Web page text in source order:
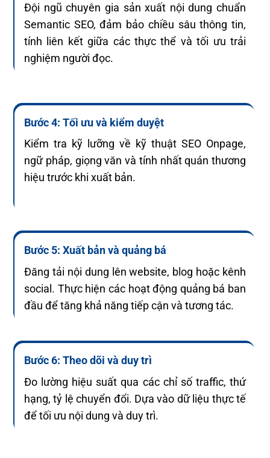
Đội ngũ chuyên gia sản xuất nội dung chuẩn
Semantic SEO, đảm bảo chiều sâu thông tin,
tính liên kết giữa các thực thể và tối ưu trải
nghiệm người đọc.
Bước 4: Tối ưu và kiểm duyệt
Kiểm tra kỹ lưỡng về kỹ thuật SEO Onpage,
ngữ pháp, giọng văn và tính nhất quán thương
hiệu trước khi xuất bản.
Bước 5: Xuất bản và quảng bá
Đăng tải nội dung lên website, blog hoặc kênh
social. Thực hiện các hoạt động quảng bá ban
đầu để tăng khả năng tiếp cận và tương tác.
Bước 6: Theo dõi và duy trì
Đo lường hiệu suất qua các chỉ số traffic, thứ
hạng, tỷ lệ chuyển đổi. Dựa vào dữ liệu thực tế
để tối ưu nội dung và duy trì.